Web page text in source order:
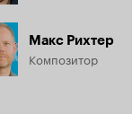
Макс Рихтер
Композитор